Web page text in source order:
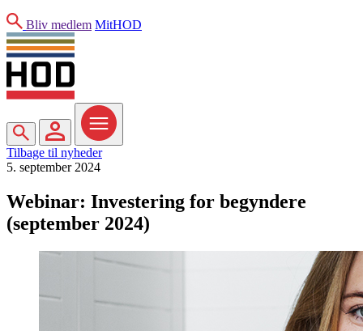
Søg
Bliv medlem MitHOD
Søg MitHOD Menu
Tilbage til nyheder
5. september 2024
Webinar: Investering for begyndere
(september 2024)